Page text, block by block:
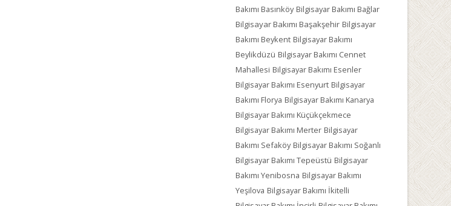
Bakımı Basınköy Bilgisayar Bakımı Bağlar
Bilgisayar Bakımı Başakşehir Bilgisayar
Bakımı Beykent Bilgisayar Bakımı
Beylikdüzü Bilgisayar Bakımı Cennet
Mahallesi Bilgisayar Bakımı Esenler
Bilgisayar Bakımı Esenyurt Bilgisayar
Bakımı Florya Bilgisayar Bakımı Kanarya
Bilgisayar Bakımı Küçükçekmece
Bilgisayar Bakımı Merter Bilgisayar
Bakımı Sefaköy Bilgisayar Bakımı Soğanlı
Bilgisayar Bakımı Tepeüstü Bilgisayar
Bakımı Yenibosna Bilgisayar Bakımı
Yeşilova Bilgisayar Bakımı İkitelli